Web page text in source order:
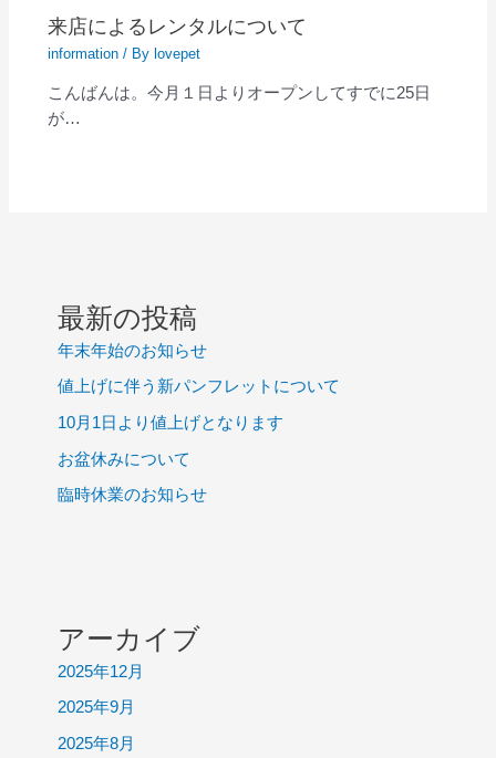
来店によるレンタルについて
information/ By lovepet
こんばんは。今月１日よりオープンしてすでに25日
が…
最新の投稿
年末年始のお知らせ
値上げに伴う新パンフレットについて
10月1日より値上げとなります
お盆休みについて
臨時休業のお知らせ
アーカイブ
2025年12月
2025年9月
2025年8月